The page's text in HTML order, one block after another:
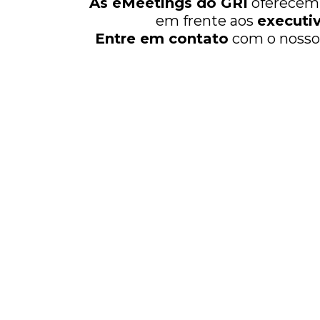
em frente aos
Entre em contato com o